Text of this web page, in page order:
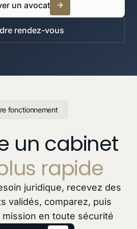
un avocat
rendez-vous
fonctionnement
un cabinet
rapide
juridique, recevez des
validés, comparez, puis
en toute sécurité